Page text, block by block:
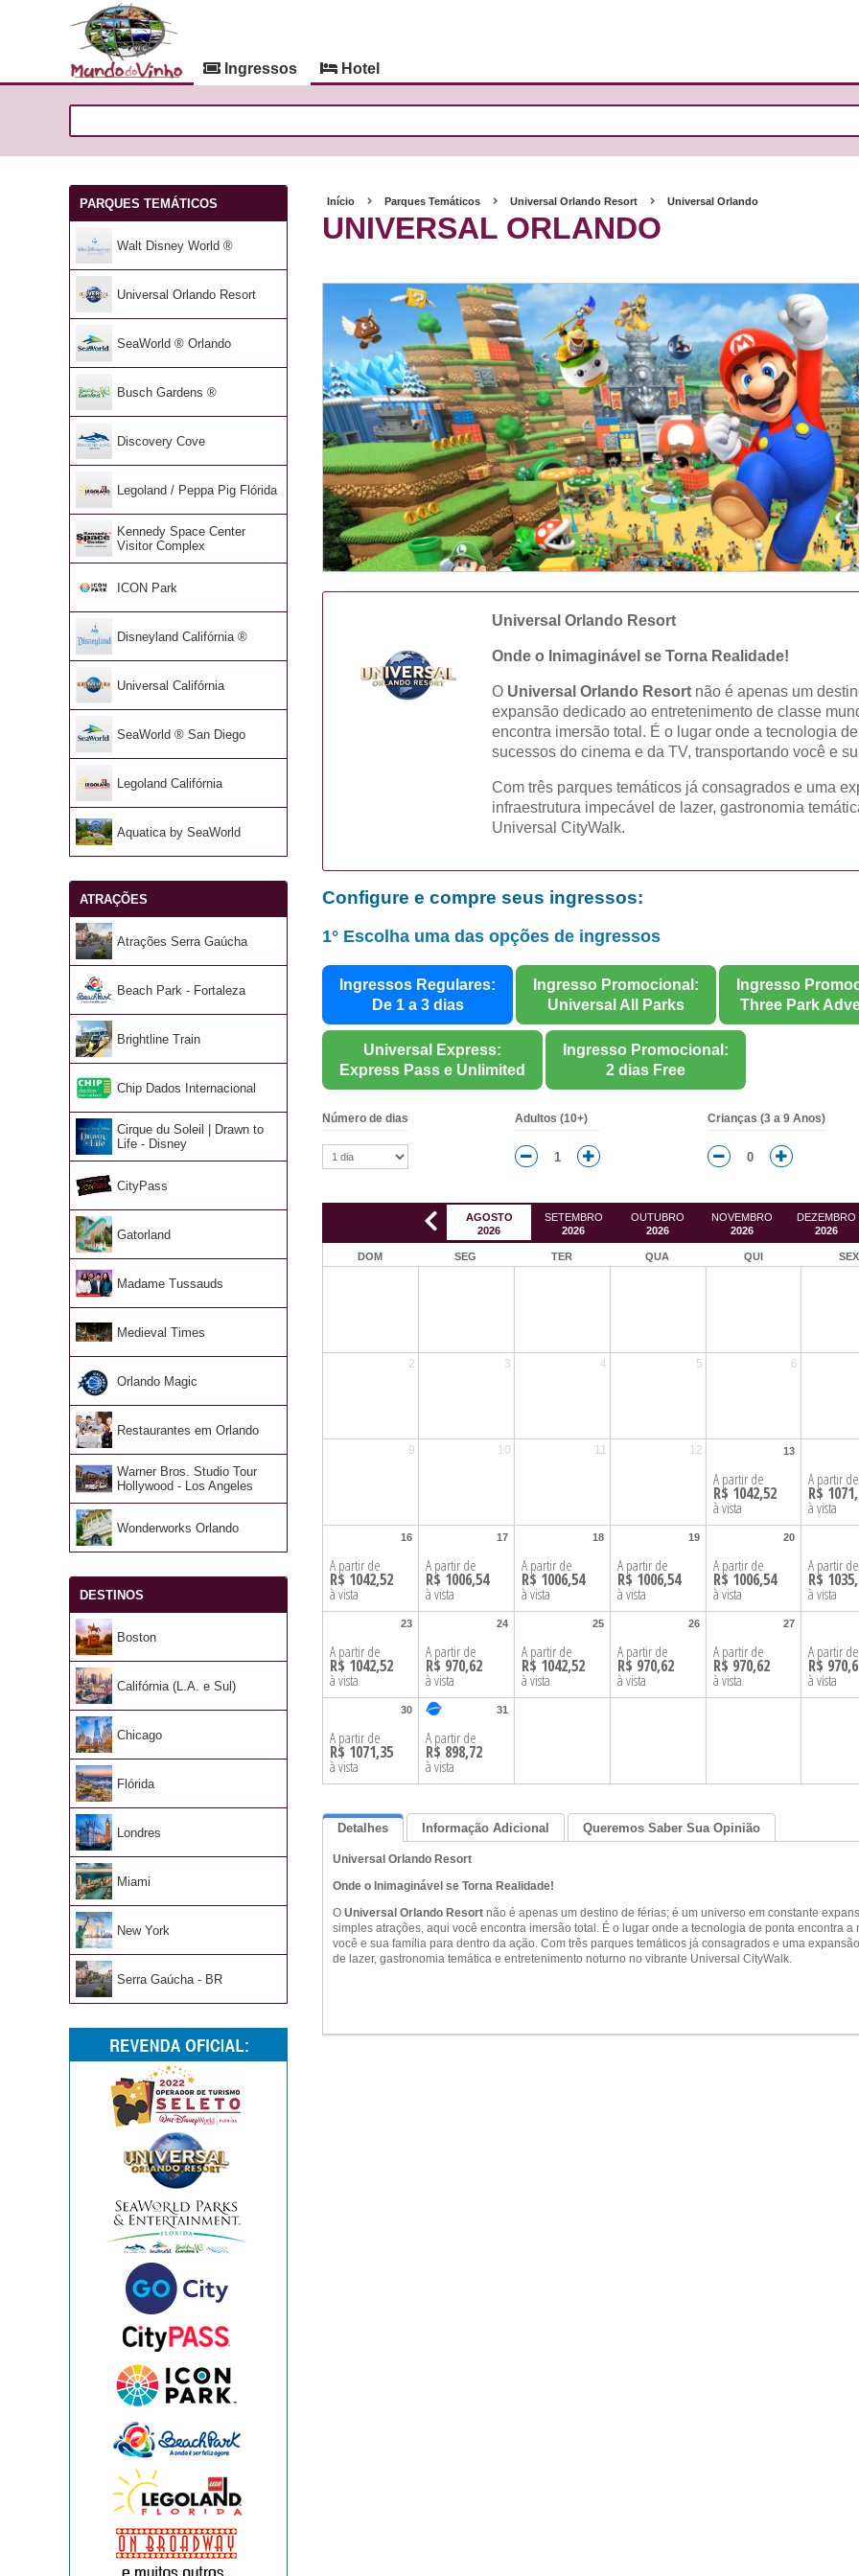
Ingressos Hotel
PARQUES TEMÁTICOS
Walt Disney World ®
Universal Orlando Resort
SeaWorld ® Orlando
Busch Gardens ®
Discovery Cove
Legoland / Peppa Pig Flórida
Kennedy Space Center
Visitor Complex
ICON Park
Disneyland Califórnia ®
Universal Califórnia
SeaWorld ® San Diego
Legoland Califórnia
Aquatica by SeaWorld
ATRAÇÕES
Atrações Serra Gaúcha
Beach Park - Fortaleza
Brightline Train
Chip Dados Internacional
Cirque du Soleil | Drawn to
Life - Disney
CityPass
Gatorland
Madame Tussauds
Medieval Times
Orlando Magic
Restaurantes em Orlando
Warner Bros. Studio Tour
Hollywood - Los Angeles
Wonderworks Orlando
DESTINOS
Boston
Califórnia (L.A. e Sul)
Chicago
Flórida
Londres
Miami
New York
Serra Gaúcha - BR
Início Parques Temáticos Universal Orlando Resort Universal Orlando
UNIVERSAL ORLANDO
Universal Orlando Resort
Onde o Inimaginável se Torna Realidade!
O Universal Orlando Resortnão é apenas um
expansão dedicado ao entretenimento de classe
encontra imersão total. É o lugar onde a tecnologia
sucessos do cinema e da TV, transportando você e
Com três parques temáticos já consagrados e uma
infraestrutura impecável de lazer, gastronomia
Universal CityWalk.
Configure e compre seus ingressos:
1° Escolha uma das opções de ingressos
Ingressos Regulares:
De 1 a 3 dias
Ingresso Promocional:
Universal All Parks
Ingresso
Three Park
Universal Express:
Express Pass e Unlimited
Ingresso Promocional:
2 dias Free
Número de dias Adultos (10+) Crianças (3 a 9 Anos)
AGOSTO
2026
SETEMBRO
2026
OUTUBRO
2026
NOVEMBRO
2026
DEZEMBRO
2026
DOM SEG TER QUA QUI SEX
2 3 4 5 6
9 10 11 12 13
13
A partir de
R$ 1042,52
à vista
A partir de
R$
à vista
16
16
A partir de
R$ 1042,52
à vista
17
17
A partir de
R$ 1006,54
à vista
18
18
A partir de
R$ 1006,54
à vista
19
19
A partir de
R$ 1006,54
à vista
20
20
A partir de
R$ 1006,54
à vista
A partir de
R$
à vista
23
23
A partir de
R$ 1042,52
à vista
24
24
A partir de
R$ 970,62
à vista
25
25
A partir de
R$ 1042,52
à vista
26
26
A partir de
R$ 970,62
à vista
27
27
A partir de
R$ 970,62
à vista
A partir de
R$
à vista
30
30
A partir de
R$ 1071,35
à vista
31
31
A partir de
R$ 898,72
à vista
Detalhes Informação Adicional Queremos Saber Sua Opinião
Universal Orlando Resort
Onde o Inimaginável se Torna Realidade!
O Universal Orlando Resort não é apenas um destino de férias; é um universo em constante
simples atrações, aqui você encontra imersão total. É o lugar onde a tecnologia de ponta encontra
você e sua família para dentro da ação. Com três parques temáticos já consagrados e uma
de lazer, gastronomia temática e entretenimento noturno no vibrante Universal CityWalk.